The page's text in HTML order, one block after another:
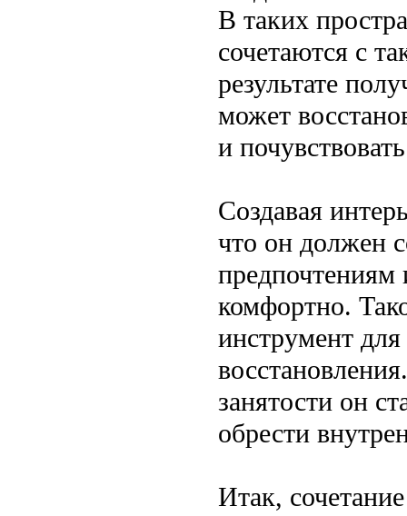
В таких
сочетаются с
результате
может
и
Создавая
что он должен
предпочтениям
комфортно.
инструмент
занятости он
обрести
Итак,